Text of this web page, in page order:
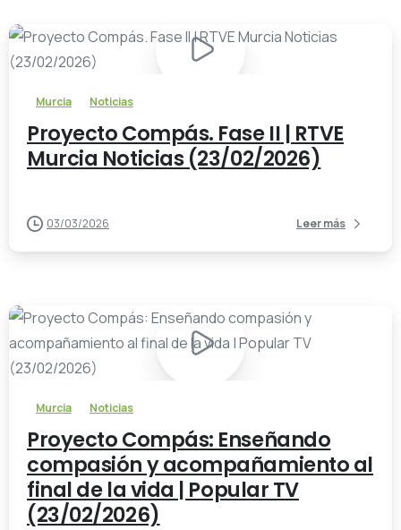
Murcia Noticias
Proyecto Compás. Fase II | RTVE
Murcia Noticias (23/02/2026)
03/03/2026 Leer más
Murcia Noticias
Proyecto Compás: Enseñando
compasión y acompañamiento al
final de la vida | Popular TV
(23/02/2026)